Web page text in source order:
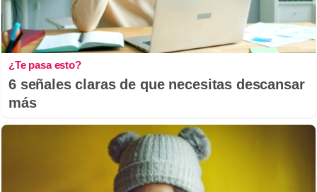
¿Te pasa esto?
6 señales claras de que necesitas descansar
más